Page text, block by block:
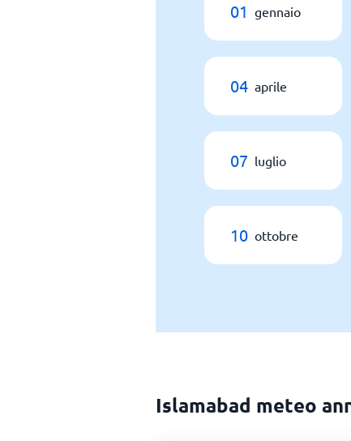
01 gennaio
04 aprile
07 luglio
10 ottobre
Islamabad meteo